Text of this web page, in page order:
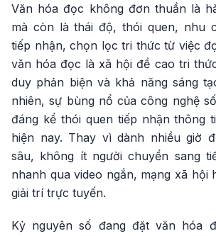
Văn hóa đọc không đơn thuần là
mà còn là thái độ, thói quen, nhu
tiếp nhận, chọn lọc tri thức từ việc
văn hóa đọc là xã hội đề cao tri
duy phản biện và khả năng sáng
nhiên, sự bùng nổ của công nghệ
đáng kể thói quen tiếp nhận thông
hiện nay. Thay vì dành nhiều giờ
sâu, không ít người chuyển sang
nhanh qua video ngắn, mạng xã hội
giải trí trực tuyến.
Kỷ nguyên số đang đặt văn hóa